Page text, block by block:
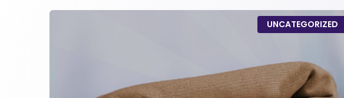
UNCATEGORIZED